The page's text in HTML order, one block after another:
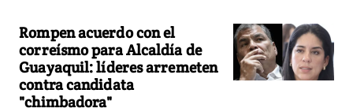
Rompen acuerdo con el
correísmo para Alcaldía de
Guayaquil: líderes arremeten
contra candidata
"chimbadora"